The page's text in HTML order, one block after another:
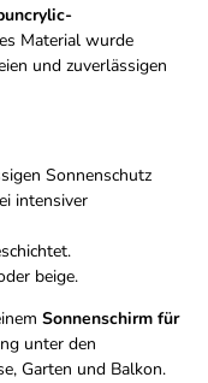
Material wurde
und zuverlässigen
Sonnenschutz
intensiver
beige.
Sonnenschirm für
unter den
Garten und Balkon.